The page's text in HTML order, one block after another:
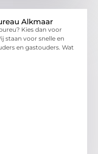
Alkmaar
Kies dan voor
staan voor snelle en
en gastouders. Wat